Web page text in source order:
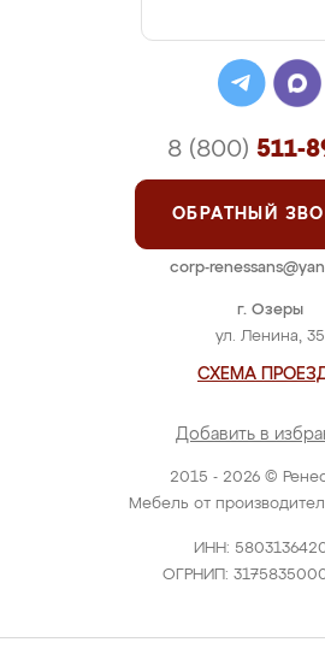
2015 - 2026 ©
Мебель от
ИНН:
ОГРНИП:
г. Озеры
ул. Ленина, 35
СХЕМА
Добавить в
8 (800) 511-
ОБРАТНЫЙ
corp-